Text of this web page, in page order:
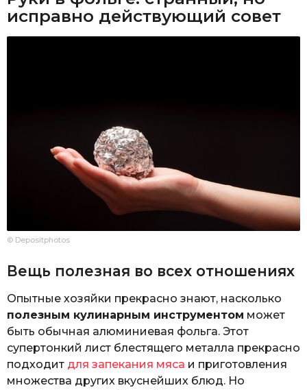
исправно действующий совет
© Depositphotos
Вещь полезная во всех отношениях
Опытные хозяйки прекрасно знают, насколько
полезным кулинарным инструментом может
быть обычная алюминиевая фольга. Этот
супертонкий лист блестящего металла прекрасно
подходит для запекания мяса и приготовления
множества других вкуснейших блюд. Но